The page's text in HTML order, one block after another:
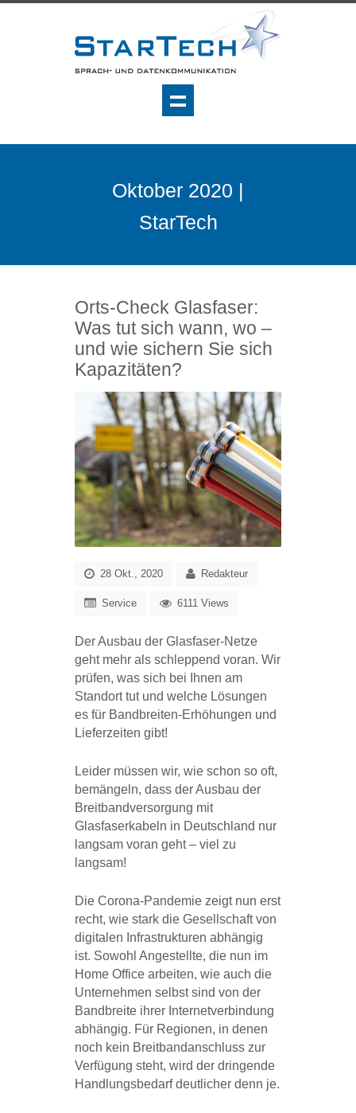
Oktober 2020 |
StarTech
Orts-Check Glasfaser:
Was tut sich wann, wo –
und wie sichern Sie sich
Kapazitäten?
28 Okt., 2020 Redakteur
Service 6111 Views
Der Ausbau der Glasfaser-Netze
geht mehr als schleppend voran. Wir
prüfen, was sich bei Ihnen am
Standort tut und welche Lösungen
es für Bandbreiten-Erhöhungen und
Lieferzeiten gibt!
Leider müssen wir, wie schon so oft,
bemängeln, dass der Ausbau der
Breitbandversorgung mit
Glasfaserkabeln in Deutschland nur
langsam voran geht – viel zu
langsam!
Die Corona-Pandemie zeigt nun erst
recht, wie stark die Gesellschaft von
digitalen Infrastrukturen abhängig
ist. Sowohl Angestellte, die nun im
Home Office arbeiten, wie auch die
Unternehmen selbst sind von der
Bandbreite ihrer Internetverbindung
abhängig. Für Regionen, in denen
noch kein Breitbandanschluss zur
Verfügung steht, wird der dringende
Handlungsbedarf deutlicher denn je.